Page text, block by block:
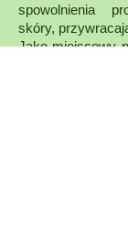
spowolnienia
skóry,
Jako miejscowy